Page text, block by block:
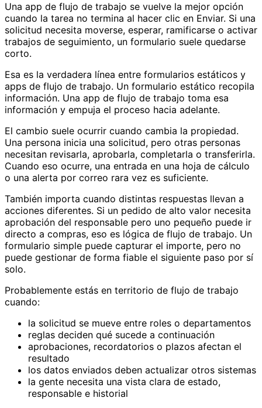
Una app de flujo de trabajo se vuelve la mejor opción
cuando la tarea no termina al hacer clic en Enviar. Si una
solicitud necesita moverse, esperar, ramificarse o activar
trabajos de seguimiento, un formulario suele quedarse
corto.
Esa es la verdadera línea entre formularios estáticos y
apps de flujo de trabajo. Un formulario estático recopila
información. Una app de flujo de trabajo toma esa
información y empuja el proceso hacia adelante.
El cambio suele ocurrir cuando cambia la propiedad.
Una persona inicia una solicitud, pero otras personas
necesitan revisarla, aprobarla, completarla o transferirla.
Cuando eso ocurre, una entrada en una hoja de cálculo
o una alerta por correo rara vez es suficiente.
También importa cuando distintas respuestas llevan a
acciones diferentes. Si un pedido de alto valor necesita
aprobación del responsable pero uno pequeño puede ir
directo a compras, eso es lógica de flujo de trabajo. Un
formulario simple puede capturar el importe, pero no
puede gestionar de forma fiable el siguiente paso por sí
solo.
Probablemente estás en territorio de flujo de trabajo
cuando:
la solicitud se mueve entre roles o departamentos
reglas deciden qué sucede a continuación
aprobaciones, recordatorios o plazos afectan el
resultado
los datos enviados deben actualizar otros sistemas
la gente necesita una vista clara de estado,
responsable e historial